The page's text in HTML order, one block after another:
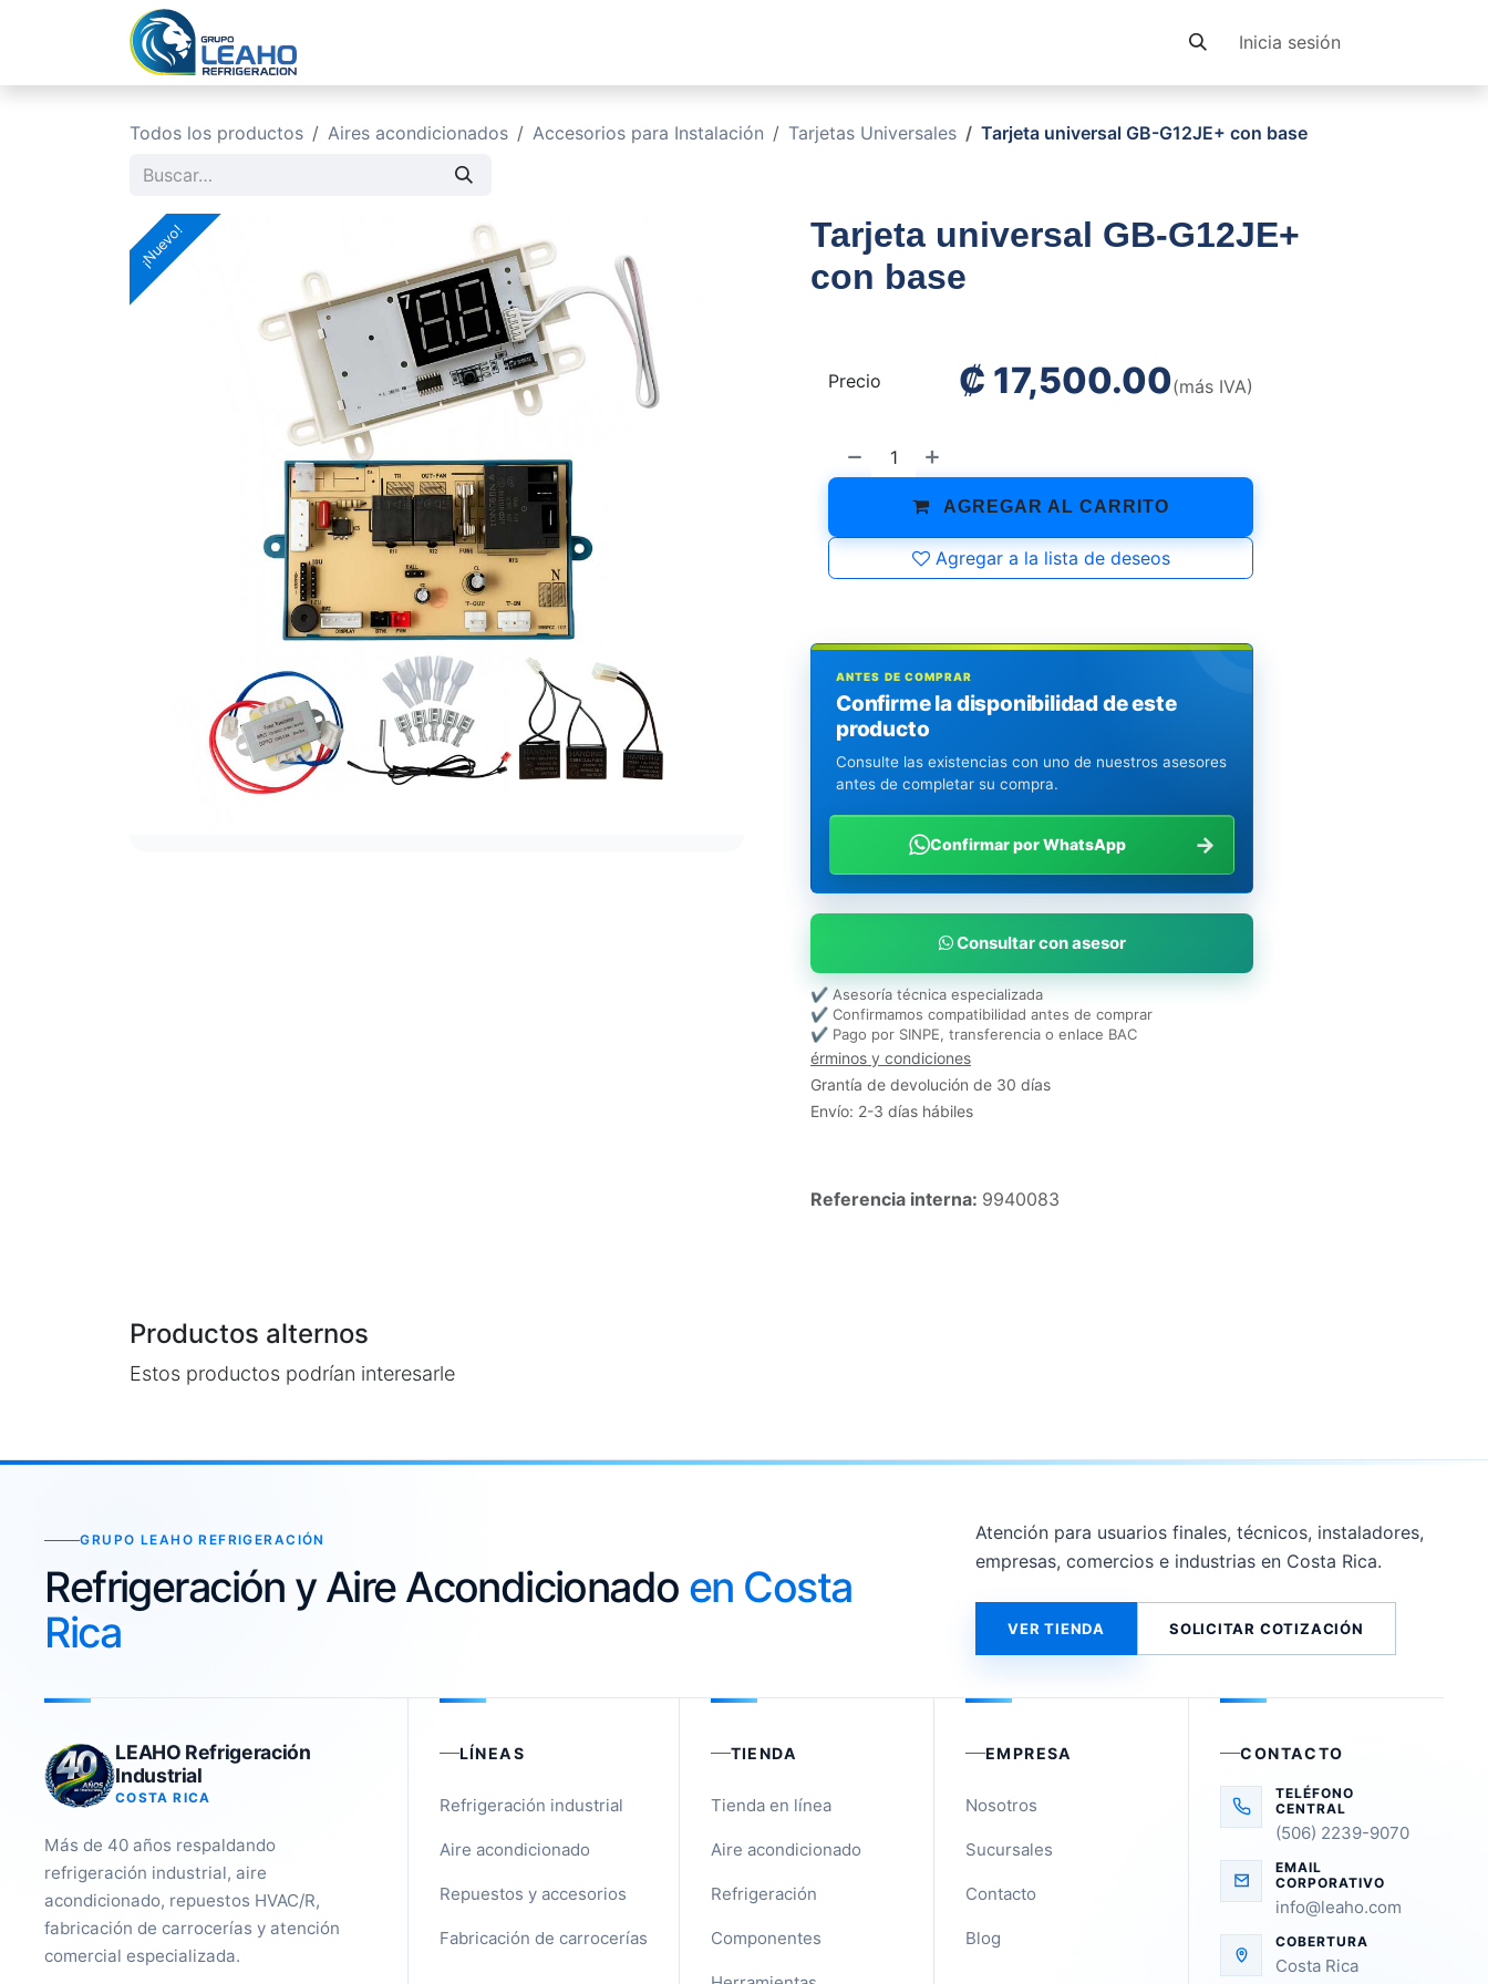
Inicia sesión
Todos los productos Aires acondicionados Accesorios para Instalación Tarjetas Universales Tarjeta universal GB-G12JE+ con base
¡Nuevo!
Tarjeta universal GB-G12JE+
con base
AGREGAR AL CARRITO
Agregar a la lista de deseos
Precio ₡ 17,500.00(más IVA)
ANTES DE COMPRAR
Confirme la disponibilidad de este
producto
Consulte las existencias con uno de nuestros asesores
antes de completar su compra.
Confirmar por WhatsApp →
Consultar con asesor
✔ Asesoría técnica especializada
✔ Confirmamos compatibilidad antes de comprar
✔ Pago por SINPE, transferencia o enlace BAC
érminos y condiciones
Grantía de devolución de 30 días
Envío: 2-3 días hábiles
Referencia interna: 9940083
Productos alternos
Estos productos podrían interesarle
GRUPO LEAHO REFRIGERACIÓN
Refrigeración y Aire Acondicionado en Costa
Rica
Atención para usuarios finales, técnicos, instaladores,
empresas, comercios e industrias en Costa Rica.
VER TIENDA SOLICITAR COTIZACIÓN
LEAHO Refrigeración
Industrial
COSTA RICA
Más de 40 años respaldando
refrigeración industrial, aire
acondicionado, repuestos HVAC/R,
fabricación de carrocerías y atención
comercial especializada.
LÍNEAS
Refrigeración industrial
Aire acondicionado
Repuestos y accesorios
Fabricación de carrocerías
TIENDA
Tienda en línea
Aire acondicionado
Refrigeración
Componentes
EMPRESA
Nosotros
Sucursales
Contacto
Blog
CONTACTO
TELÉFONO
CENTRAL
(506) 2239-9070
EMAIL
CORPORATIVO
info@leaho.com
COBERTURA
Costa Rica